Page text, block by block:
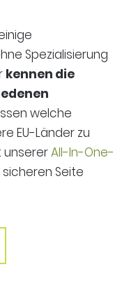
Spezialisierung
kennen die
welche
EU-Länder zu
unsererAll-In-One-
Seite